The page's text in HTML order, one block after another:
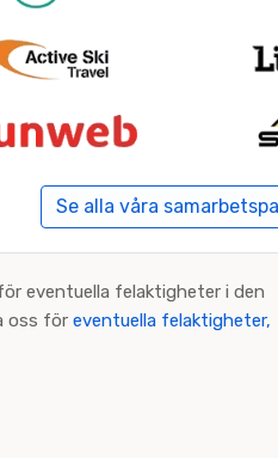
Se alla våra
eventuella felaktigheter i den
oss för eventuella felaktigheter,